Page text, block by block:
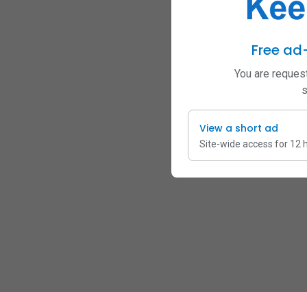
Free
You are
View a short ad
Site-wide access for 12